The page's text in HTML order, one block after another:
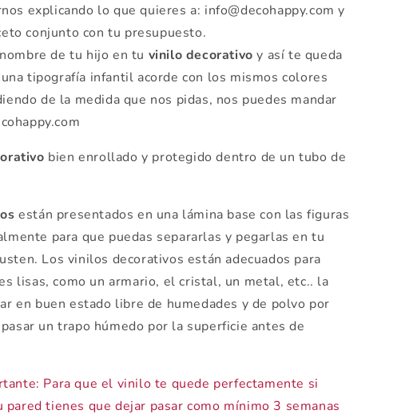
explicando lo que quieres a: info@decohappy.com y
conjunto con tu presupuesto.
de tu hijo en tu vinilo decorativo y así te queda
tipografía infantil acorde con los mismos colores
de la medida que nos pidas, nos puedes mandar
bien enrollado y protegido dentro de un tubo de
están presentados en una lámina base con las figuras
para que puedas separarlas y pegarlas en tu
Los vinilos decorativos están adecuados para
lisas, como un armario, el cristal, un metal, etc.. la
en buen estado libre de humedades y de polvo por
un trapo húmedo por la superficie antes de
Para que el vinilo te quede perfectamente si
pared tienes que dejar pasar como mínimo 3 semanas